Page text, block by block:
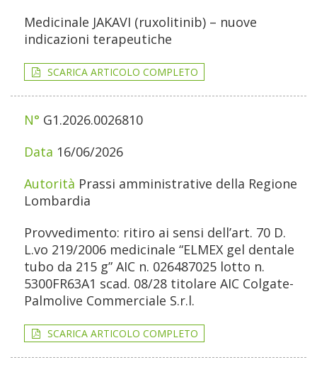
Medicinale JAKAVI (ruxolitinib) – nuove
indicazioni terapeutiche
SCARICA ARTICOLO COMPLETO
G1.2026.0026810
16/06/2026
Prassi amministrative della Regione
Lombardia
Provvedimento: ritiro ai sensi dell’art. 70 D.
L.vo 219/2006 medicinale “ELMEX gel dentale
tubo da 215 g” AIC n. 026487025 lotto n.
5300FR63A1 scad. 08/28 titolare AIC Colgate-
Palmolive Commerciale S.r.l.
SCARICA ARTICOLO COMPLETO